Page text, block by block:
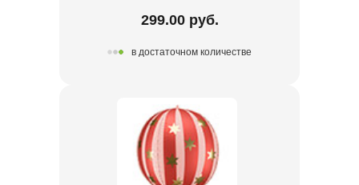
299.00 руб.
в достаточном количестве